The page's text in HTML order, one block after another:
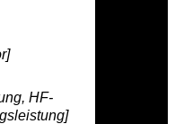
HF-